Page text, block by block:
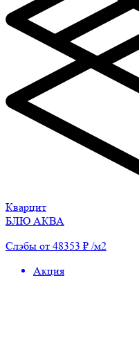
Кварцит
БЛЮ АКВА
Слэбы от 48353 ₽ /м2
Акция